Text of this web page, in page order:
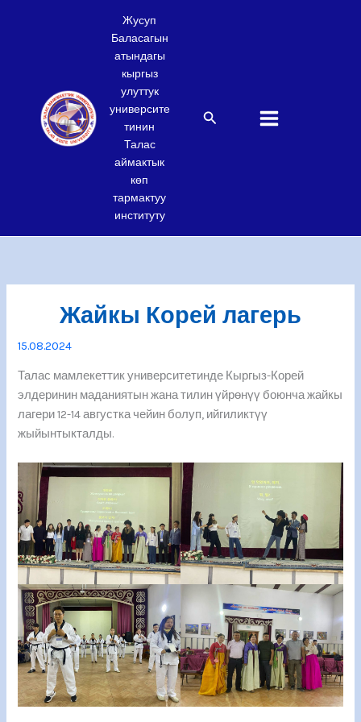
Жусуп
Баласагын
атындагы
кыргыз
улуттук
университе
тинин
Талас
аймактык
көп
тармактуу
институту
Search
Жайкы Корей лагерь
15.08.2024
Талас мамлекеттик университетинде Кыргыз-Корей
элдеринин маданиятын жана тилин үйрөнүү боюнча жайкы
лагери 12-14 августка чейин болуп, ийгиликтүү
жыйынтыкталды.